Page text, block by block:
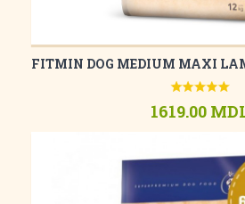
FITMIN DOG MEDIUM MAXI
1619.00